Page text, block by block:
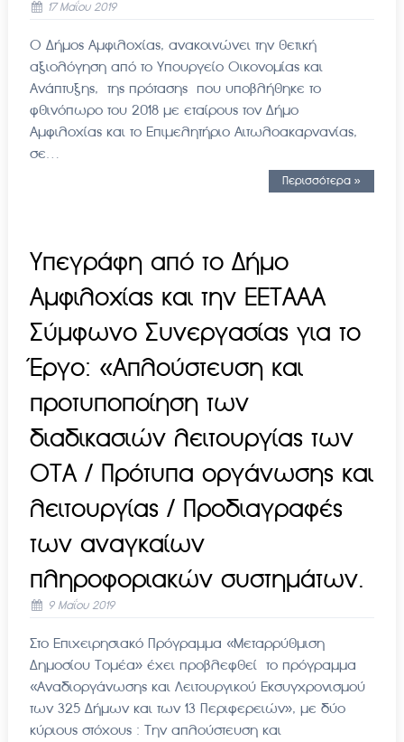
17 Μαΐου 2019
Ο Δήμος Αμφιλοχίας, ανακοινώνει την θετική
αξιολόγηση από το Υπουργείο Οικονομίας και
Ανάπτυξης, της πρότασης που υποβλήθηκε το
φθινόπωρο του 2018 με εταίρους τον Δήμο
Αμφιλοχίας και το Επιμελητήριο Αιτωλοακαρνανίας,
σε…
Περισσότερα »
Υπεγράφη από το Δήμο
Αμφιλοχίας και την ΕΕΤΑΑΑ
Σύμφωνο Συνεργασίας για το
Έργο: «Απλούστευση και
προτυποποίηση των
διαδικασιών λειτουργίας των
ΟΤΑ / Πρότυπα οργάνωσης και
λειτουργίας / Προδιαγραφές
των αναγκαίων
πληροφοριακών συστημάτων.
9 Μαΐου 2019
Στο Επιχειρησιακό Πρόγραμμα «Μεταρρύθμιση
Δημοσίου Τομέα» έχει προβλεφθεί το πρόγραμμα
«Αναδιοργάνωσης και Λειτουργικού Εκσυγχρονισμού
των 325 Δήμων και των 13 Περιφερειών», με δύο
κύριους στόχους : Την απλούστευση και